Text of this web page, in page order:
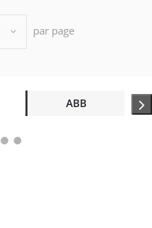
par page
ABB